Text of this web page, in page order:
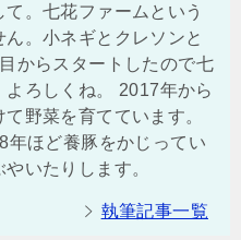
。七花ファームという
。小ネギとクレソンと
からスタートしたので七
ろしくね。 2017年から
野菜を育てています。
年ほど養豚をかじってい
やいたりします。
執筆記事一覧